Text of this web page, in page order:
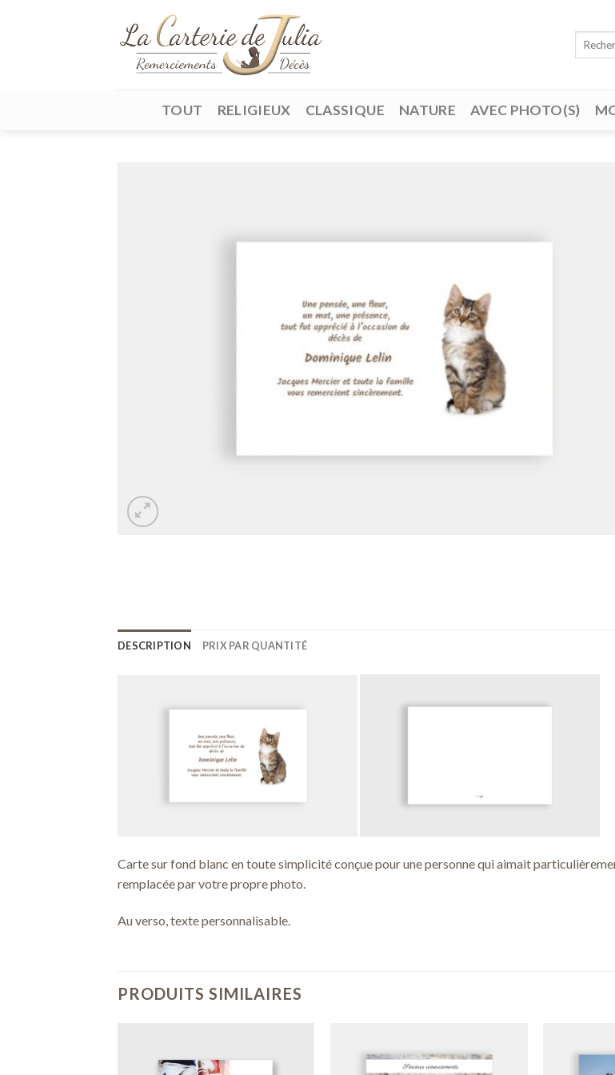
TOUT RELIGIEUX CLASSIQUE NATURE AVEC PHOTO(S)
DESCRIPTION PRIX PAR QUANTITÉ
Carte sur fond blanc en toute simplicité conçue pour une personne qui aimait
remplacée par votre propre photo.
Au verso, texte personnalisable.
PRODUITS SIMILAIRES